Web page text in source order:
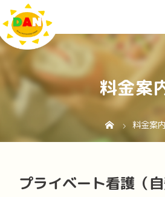
料金案
料金案内
プライベート看護（自